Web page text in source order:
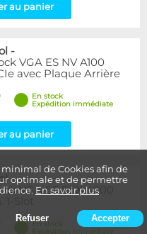
de Cookies afin de
optimale et de permettre
En savoir plus
Refuser Accepter
au panier
-
VGA ES NV A100
avec Plaque Arrière
En stock
Expédition immédiate
au panier
-
VGA ES RTX 4000
En stock
Expédition immédiate